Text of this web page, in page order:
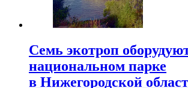
Семь экотроп
национальном парке
в Нижегородской